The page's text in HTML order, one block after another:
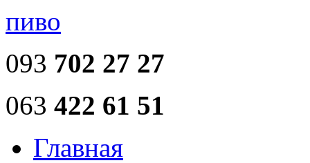
пиво
093 702 27 27
063 422 61 51
Главная